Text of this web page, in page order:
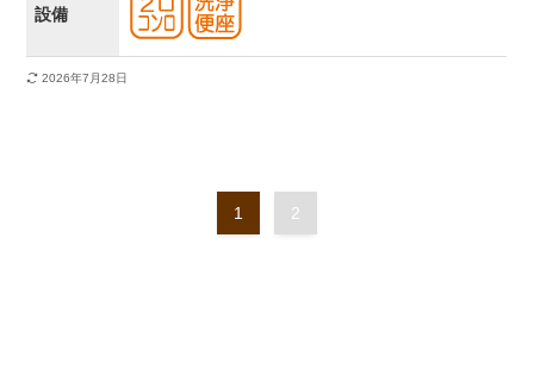
設備
2026年7月28日
1 2